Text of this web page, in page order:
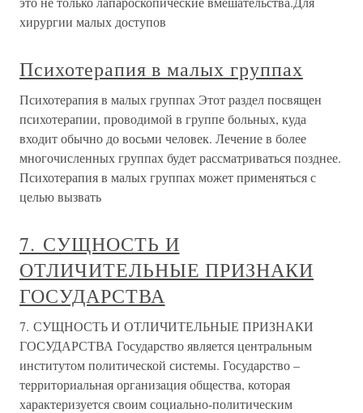
хирургии малых доступов
Психотерапия в малых группах
Психотерапия в малых группах Этот раздел посвящен
психотерапии, проводимой в группе больных, куда
входит обычно до восьми человек. Лечение в более
многочисленных группах будет рассматриваться позднее.
Психотерапия в малых группах может применяться с
целью вызвать
7. СУЩНОСТЬ И
ОТЛИЧИТЕЛЬНЫЕ ПРИЗНАКИ
ГОСУДАРСТВА
7. СУЩНОСТЬ И ОТЛИЧИТЕЛЬНЫЕ ПРИЗНАКИ
ГОСУДАРСТВА Государство является центральным
институтом политической системы. Государство –
территориальная организация общества, которая
характеризуется своим социально-политическим